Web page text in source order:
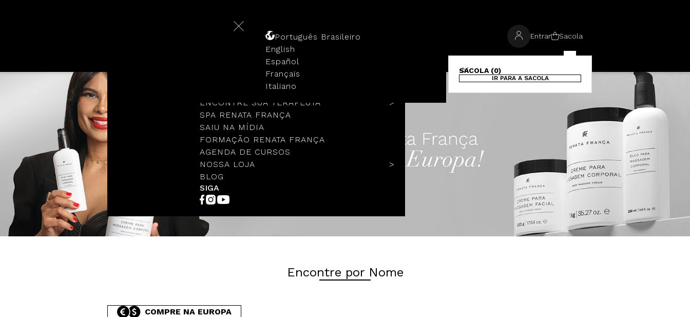
NOSSA HISTÓRIA
ENCONTRE SUA TERAPEUTA
SPA RENATA FRANÇA
SAIU NA MÍDIA
FORMAÇÃO RENATA FRANÇA
AGENDA DE CURSOS
NOSSA LOJA
BLOG
SIGA
Português Brasileiro
English
Español
Français
Italiano
Entrar Sacola
SACOLA (0)
IR PARA A SACOLA
Encontre por Nome
COMPRE NA EUROPA